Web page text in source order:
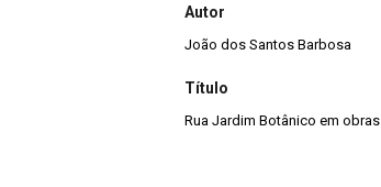
Autor
João dos Santos Barbosa
Título
Rua Jardim Botânico em obras